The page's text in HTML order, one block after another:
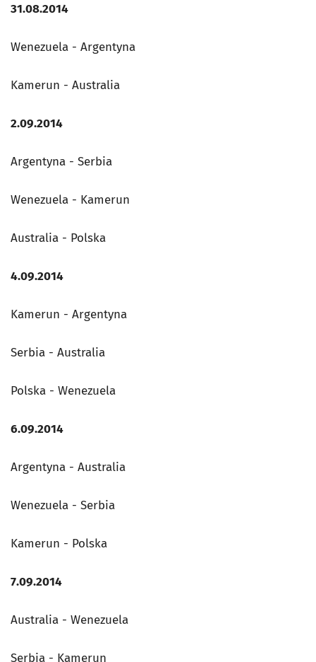
31.08.2014
Wenezuela - Argentyna
Kamerun - Australia
2.09.2014
Argentyna - Serbia
Wenezuela - Kamerun
Australia - Polska
4.09.2014
Kamerun - Argentyna
Serbia - Australia
Polska - Wenezuela
6.09.2014
Argentyna - Australia
Wenezuela - Serbia
Kamerun - Polska
7.09.2014
Australia - Wenezuela
Serbia - Kamerun